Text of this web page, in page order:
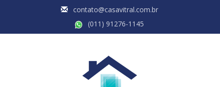
contato@casavitral.com.br
(011) 91276-1145